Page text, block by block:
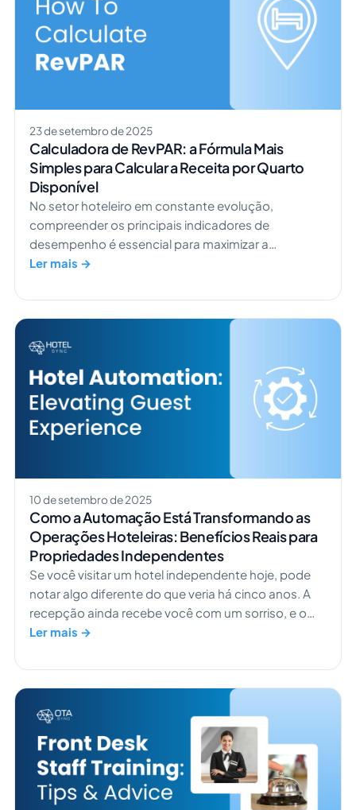
rápido, e […]
23 de setembro de 2025
Calculadora de RevPAR: a Fórmula Mais
Simples para Calcular a Receita por Quarto
Disponível
No setor hoteleiro em constante evolução,
compreender os principais indicadores de
desempenho é essencial para maximizar a
lucratividade. Uma dessas métricas é o RevPAR
informações valiosas sobre a saúde financeira de
um hotel. Segundo um relatório da STR, a diária
média (ADR) dos hotéis nos EUA atingiu US$ 156,67
em dezembro de 2024, um aumento de 3,3% […]
Ler mais →
10 de setembro de 2025
Como a Automação Está Transformando as
Operações Hoteleiras: Benefícios Reais para
Propriedades Independentes
Se você visitar um hotel independente hoje, pode
notar algo diferente do que veria há cinco anos. A
recepção ainda recebe você com um sorriso, e o
lobby ainda tem aquele charme especial que só os
coisa mudou nos bastidores. De acordo com a
Hospitality Technology, […]
Ler mais →